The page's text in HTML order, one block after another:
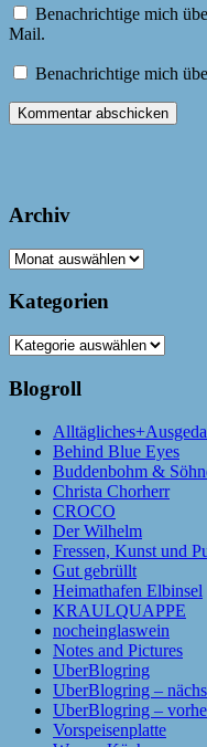
Benachrichtige mich
Mail.
Benachrichtige mich
Archiv
Archiv
Kategorien
Kategorien
Blogroll
Behind Blue Eyes
Buddenbohm &
Christa Chorherr
CROCO
Der Wilhelm
Fressen, Kunst und
Gut gebrüllt
Heimathafen Elbinsel
KRAULQUAPPE
nocheinglaswein
Notes and Pictures
UberBlogring
UberBlogring –
UberBlogring –
Vorspeisenplatte